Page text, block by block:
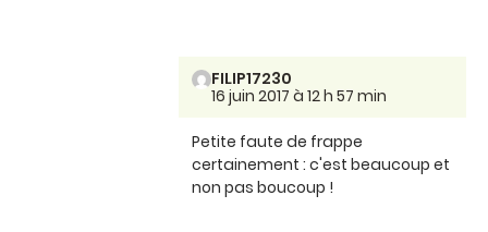
FILIP17230
16 juin 2017 à 12 h 57 min
Petite faute de frappe
certainement : c'est beaucoup et
non pas boucoup !